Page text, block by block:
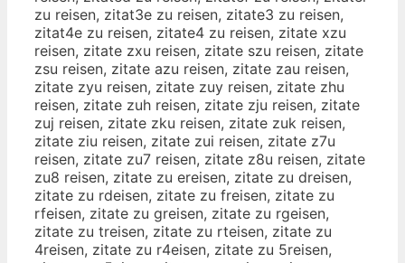
zu reisen, zitat3e zu reisen, zitate3 zu reisen,
zitat4e zu reisen, zitate4 zu reisen, zitate xzu
reisen, zitate zxu reisen, zitate szu reisen, zitate
zsu reisen, zitate azu reisen, zitate zau reisen,
zitate zyu reisen, zitate zuy reisen, zitate zhu
reisen, zitate zuh reisen, zitate zju reisen, zitate
zuj reisen, zitate zku reisen, zitate zuk reisen,
zitate ziu reisen, zitate zui reisen, zitate z7u
reisen, zitate zu7 reisen, zitate z8u reisen, zitate
zu8 reisen, zitate zu ereisen, zitate zu dreisen,
zitate zu rdeisen, zitate zu freisen, zitate zu
rfeisen, zitate zu greisen, zitate zu rgeisen,
zitate zu treisen, zitate zu rteisen, zitate zu
4reisen, zitate zu r4eisen, zitate zu 5reisen,